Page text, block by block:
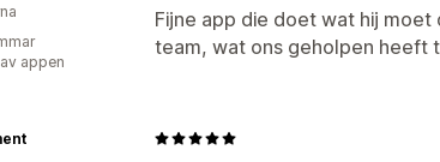
Fijne app die doet wat hij
team, wat ons geholpen heeft
appen